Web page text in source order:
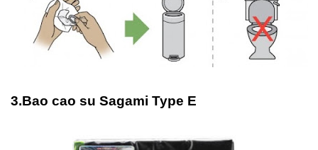
3.Bao cao su Sagami Type E